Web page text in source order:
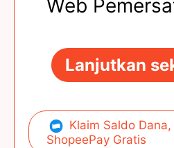
Web
Lanjutkan
Klaim Saldo Dana,
ShopeePay Gratis